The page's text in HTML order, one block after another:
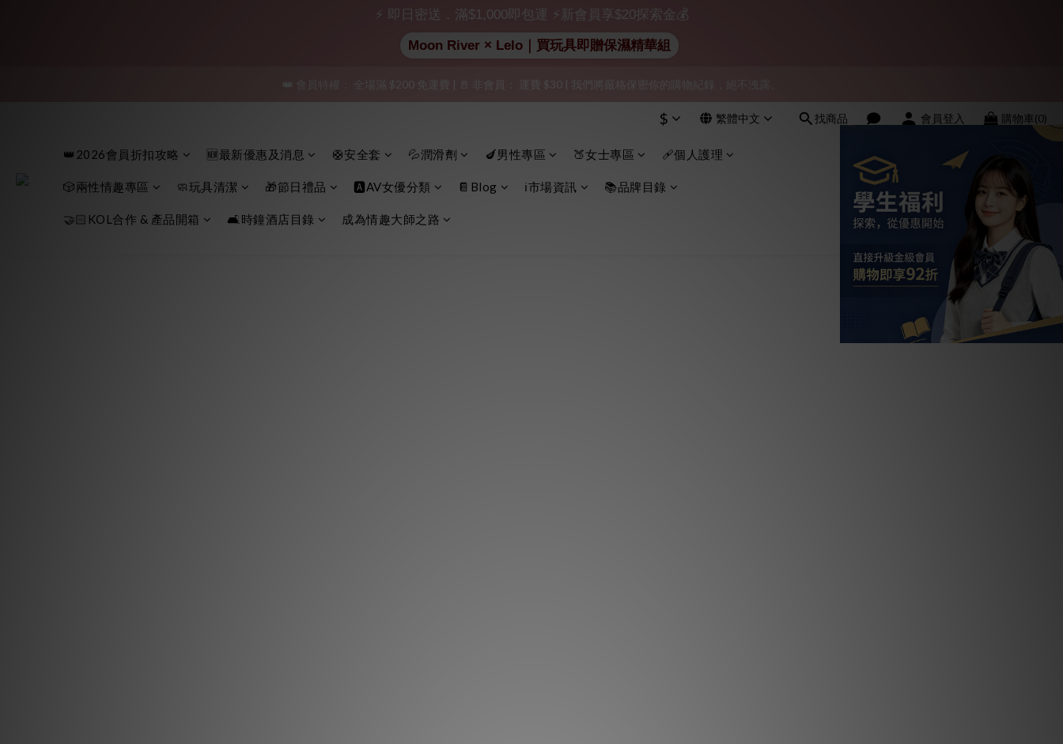
「保密出貨」（無店鋪資訊、一般紙箱）、隱私保護、加密付款、立即註冊成為會員！
「保密出貨」（無店鋪資訊、一般紙箱）、隱私保護、加密付款、立即註冊成為會員！
加入會員即享$20購物金  訂單商品好評再享$15購物金
👑 會員特權： 全場滿 $200 免運費 | 🚪 非會員： 運費 $30 | 我們將嚴格保密你的購物紀錄，絕不洩露。
「保密出貨」（無店鋪資訊、一般紙箱）、隱私保護、加密付款、立即註冊成為會員！
$ 繁體中文 找商品 會員登入 購物車(0)
👑2026會員折扣攻略 🆕最新優惠及消息 🛟安全套 💦潤滑劑 🍆男性專區 🍑女士專區 🩹個人護理
🎲兩性情趣專區 🧼玩具清潔 🎁節日禮品 🅰️AV女優分類 📔Blog ℹ️市場資訊 📚品牌目錄
🤝🏻KOL合作 & 產品開箱 🛋️時鐘酒店目錄 成為情趣大師之路
⚡ 即日密送．滿$1,000即包運 ⚡新會員享$20探索金💰
Moon River × Lelo｜買玩具即贈保濕精華組